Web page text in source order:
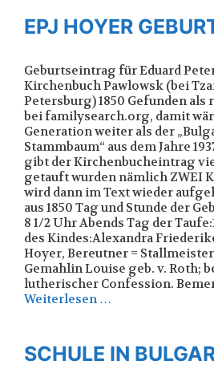
EPJ HOYER
Geburtseintrag für Eduard
Kirchenbuch Pawlowsk (bei
Petersburg) 1850 Gefunden
bei familysearch.org, damit
Generation weiter als der
Stammbaum“ aus dem Jahre
gibt der Kirchenbucheintrag
getauft wurden nämlich ZWEI
wird dann im Text wieder
aus 1850 Tag und Stunde der
8 1/2 Uhr Abends Tag der
des Kindes:Alexandra
Hoyer, Bereutner =
Gemahlin Louise geb. v. Roth;
lutherischer Confession.
Weiterlesen …
SCHULE IN